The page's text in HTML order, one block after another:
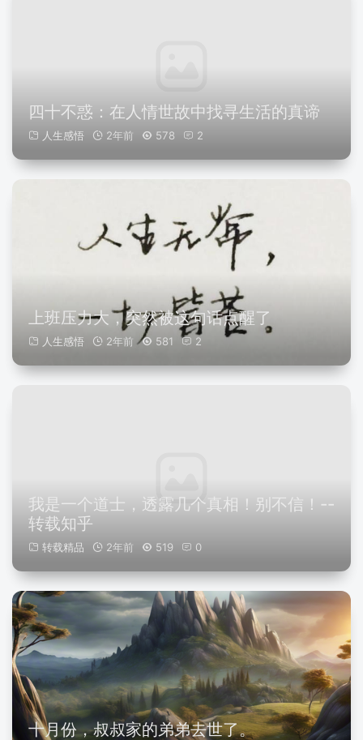
四十不惑：在人情世故中找寻生活的真谛
人生感悟 2年前 578 2
上班压力大，突然被这句话点醒了
人生感悟 2年前 581 2
我是一个道士，透露几个真相！别不信！--
转载知乎
转载精品 2年前 519 0
十月份，叔叔家的弟弟去世了。